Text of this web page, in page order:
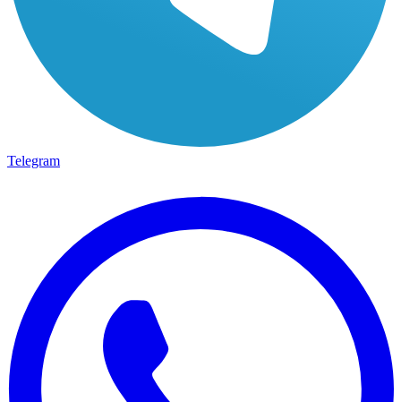
Telegram